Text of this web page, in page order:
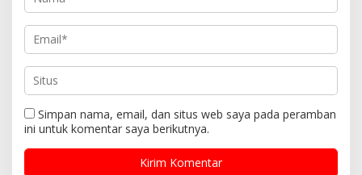
Simpan nama, email, dan situs web saya pada peramban
ini untuk komentar saya berikutnya.